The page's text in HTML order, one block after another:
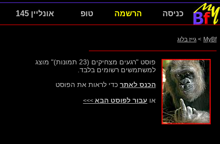
כניסה הרשמה טופ אונליין 145
MyBf
> גייז בלוג
פוסט "רגעים מצחיקים (23 תמונות)" מוצג
למשתמשים רשומים בלבד.
הכנס לאתר כדי לראות את הפוסט
או עבור לפוסט הבא >>>